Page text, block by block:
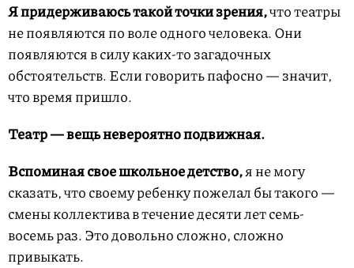
Я придерживаюсь такой точки зрения,что театры
не появляются по воле одного человека. Они
появляются в силу каких-то загадочных
обстоятельств. Если говорить пафосно — значит,
что время пришло.
Театр — вещь невероятно подвижная.
Вспоминая свое школьное детство,я не могу
сказать, что своему ребенку пожелал бы такого —
смены коллектива в течение десяти лет семь-
восемь раз. Это довольно сложно, сложно
привыкать.